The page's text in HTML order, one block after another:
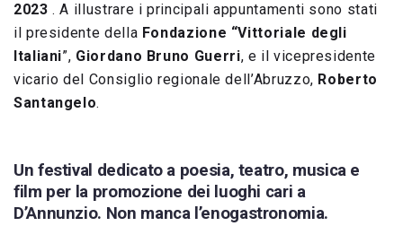
2023. A illustrare i principali appuntamenti sono stati
il presidente della Fondazione “Vittoriale degli
Italiani”, Giordano Bruno Guerri, e il vicepresidente
vicario del Consiglio regionale dell’Abruzzo, Roberto
Santangelo.
Un festival dedicato a poesia, teatro, musica e
film per la promozione dei luoghi cari a
D’Annunzio. Non manca l’enogastronomia.